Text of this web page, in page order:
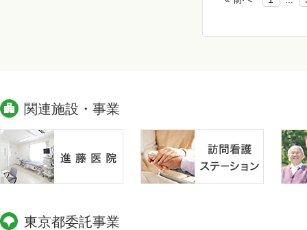
関連施設・事業
東京都委託事業